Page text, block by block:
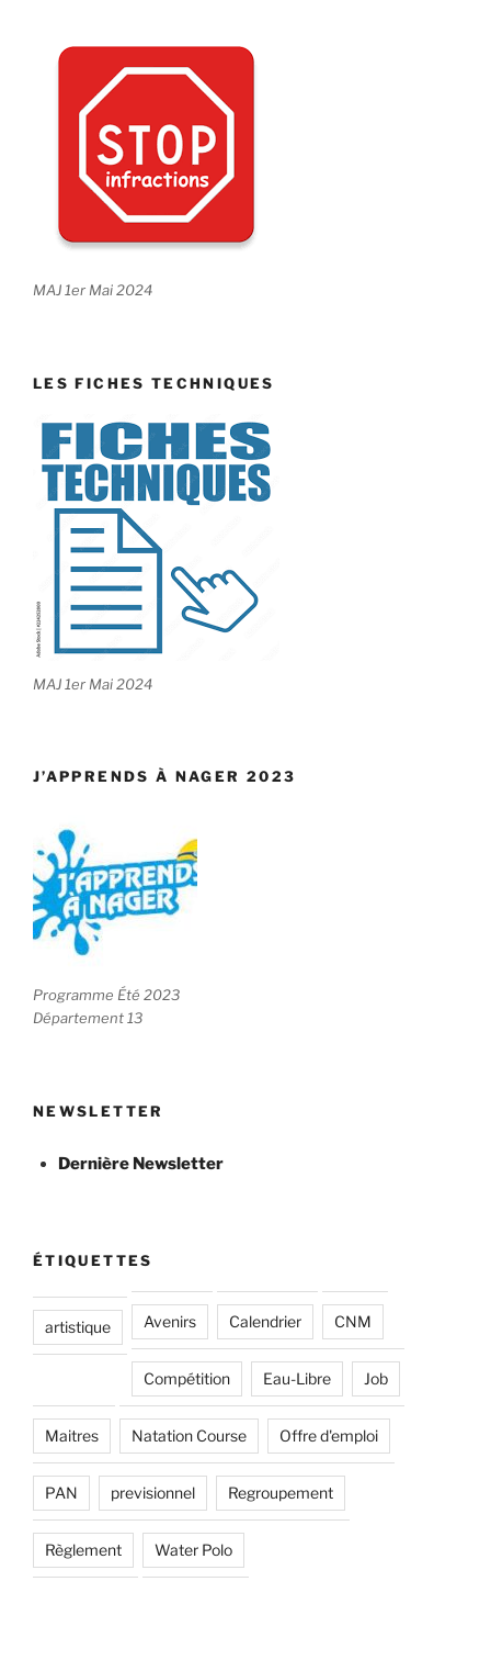
MAJ 1er Mai 2024
LES FICHES TECHNIQUES
MAJ 1er Mai 2024
J’APPRENDS À NAGER 2023
Programme Été 2023
Département 13
NEWSLETTER
Dernière Newsletter
ÉTIQUETTES
artistique Avenirs Calendrier CNM
Compétition Eau-Libre Job
Maitres Natation Course Offre d'emploi
PAN previsionnel Regroupement
Règlement Water Polo